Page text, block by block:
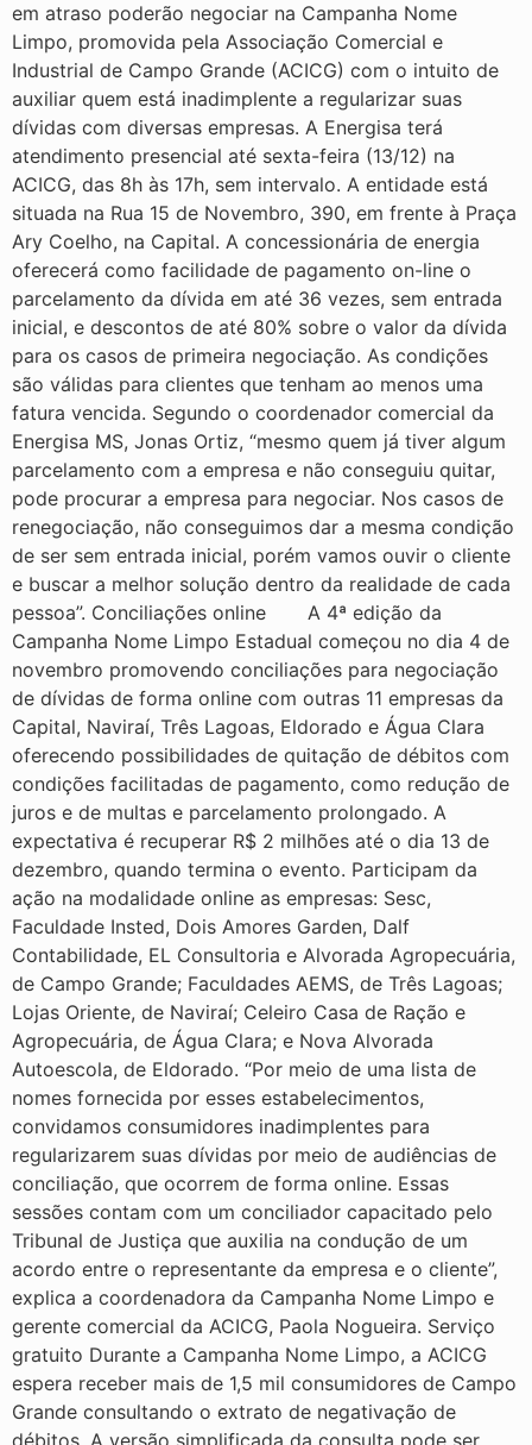
em atraso poderão negociar na Campanha Nome
Limpo, promovida pela Associação Comercial e
Industrial de Campo Grande (ACICG) com o intuito de
auxiliar quem está inadimplente a regularizar suas
dívidas com diversas empresas. A Energisa terá
atendimento presencial até sexta-feira (13/12) na
ACICG, das 8h às 17h, sem intervalo. A entidade está
situada na Rua 15 de Novembro, 390, em frente à Praça
Ary Coelho, na Capital. A concessionária de energia
oferecerá como facilidade de pagamento on-line o
parcelamento da dívida em até 36 vezes, sem entrada
inicial, e descontos de até 80% sobre o valor da dívida
para os casos de primeira negociação. As condições
são válidas para clientes que tenham ao menos uma
fatura vencida. Segundo o coordenador comercial da
Energisa MS, Jonas Ortiz, “mesmo quem já tiver algum
parcelamento com a empresa e não conseguiu quitar,
pode procurar a empresa para negociar. Nos casos de
renegociação, não conseguimos dar a mesma condição
de ser sem entrada inicial, porém vamos ouvir o cliente
e buscar a melhor solução dentro da realidade de cada
pessoa”. Conciliações online A 4ª edição da
Campanha Nome Limpo Estadual começou no dia 4 de
novembro promovendo conciliações para negociação
de dívidas de forma online com outras 11 empresas da
Capital, Naviraí, Três Lagoas, Eldorado e Água Clara
oferecendo possibilidades de quitação de débitos com
condições facilitadas de pagamento, como redução de
juros e de multas e parcelamento prolongado. A
expectativa é recuperar R$ 2 milhões até o dia 13 de
dezembro, quando termina o evento. Participam da
ação na modalidade online as empresas: Sesc,
Faculdade Insted, Dois Amores Garden, Dalf
Contabilidade, EL Consultoria e Alvorada Agropecuária,
de Campo Grande; Faculdades AEMS, de Três Lagoas;
Lojas Oriente, de Naviraí; Celeiro Casa de Ração e
Agropecuária, de Água Clara; e Nova Alvorada
Autoescola, de Eldorado. “Por meio de uma lista de
nomes fornecida por esses estabelecimentos,
convidamos consumidores inadimplentes para
regularizarem suas dívidas por meio de audiências de
conciliação, que ocorrem de forma online. Essas
sessões contam com um conciliador capacitado pelo
Tribunal de Justiça que auxilia na condução de um
acordo entre o representante da empresa e o cliente”,
explica a coordenadora da Campanha Nome Limpo e
gerente comercial da ACICG, Paola Nogueira. Serviço
gratuito Durante a Campanha Nome Limpo, a ACICG
espera receber mais de 1,5 mil consumidores de Campo
Grande consultando o extrato de negativação de
débitos. A versão simplificada da consulta pode ser